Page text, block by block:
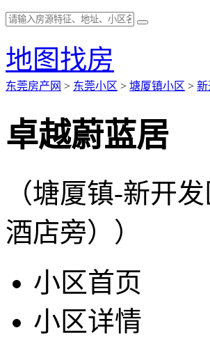
地图找房
东莞房产网 > 东莞小区 > 塘厦镇小区 > 新
卓越蔚蓝居
（塘厦镇-新开
酒店旁））
小区首页
小区详情